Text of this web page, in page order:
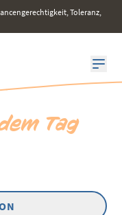
Toleranz,
Tag